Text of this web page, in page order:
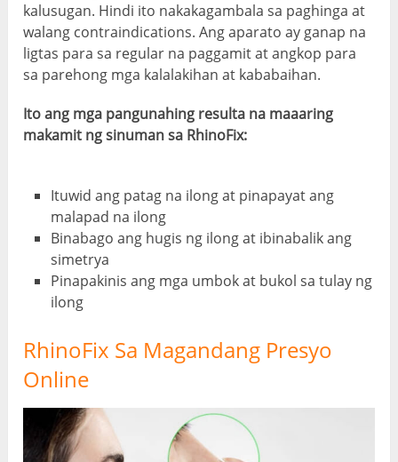
kalusugan. Hindi ito nakakagambala sa paghinga at
walang contraindications. Ang aparato ay ganap na
ligtas para sa regular na paggamit at angkop para
sa parehong mga kalalakihan at kababaihan.
Ito ang mga pangunahing resulta na maaaring
makamit ng sinuman sa RhinoFix:
Ituwid ang patag na ilong at pinapayat ang
malapad na ilong
Binabago ang hugis ng ilong at ibinabalik ang
simetrya
Pinapakinis ang mga umbok at bukol sa tulay ng
ilong
RhinoFix Sa Magandang Presyo
Online